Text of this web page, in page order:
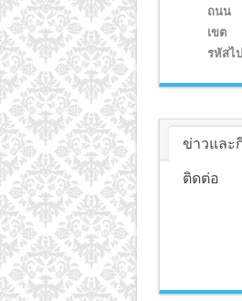
ถนน
เขต
รหัสไ
ข่าวและ
ติดต่อ